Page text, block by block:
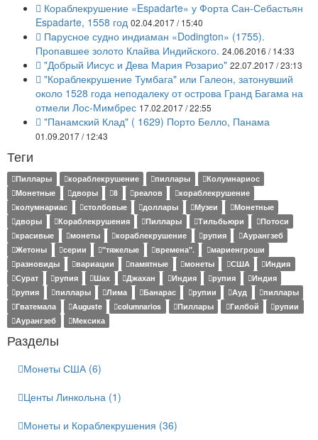
Кораблекрушение «Espadarte» у Форта Сан-Себастьян
Espadarte, 1558 год 02.04.2017 / 15:40
Парусное судно индиаман «Dodington» (1755).
Пропавшее золото Клайва Индийского. 24.06.2016 / 14:33
"Добрый Иисус и Дева Мария Розарио" 22.07.2017 / 23:13
"Кораблекрушение Тумбага" или Галеон, затонувший
около 1528 года неподалеку от острова Гранд Багама на
отмели Лос-Мимбрес 17.02.2017 / 22:55
"Панамский Клад" ( 1629) Порто Белло, Панама
01.09.2017 / 12:43
Теги
Пиллары кораблекрушение пиллары
Колумнариос
Монетные
дворы 8 реалов
кораблекрушение
колумнариас
столбовые доллары Музеи
Монетные
дворы
Кораблекрушения Пиллары Тильбьюри
Потоси
красивые
монеты кораблекрушение рупия
Аурангзеб
Жетоны
серии "тяжелые времена".
мариенгроши
разновиды
вариации памятные монеты США
Индия
Сурат
рупия Шах Джахан Индия рупия
Индия
рупия
пиллары Лима Банарас рупии Ауд
пиллары
Гватемала
Auguste columnarios Пиллары Гилбой
рупии
Аурангзеб
Мексика
Разделы
Монеты США (6)
Центы Линкольна (1)
Монеты и Кораблекрушения (36)